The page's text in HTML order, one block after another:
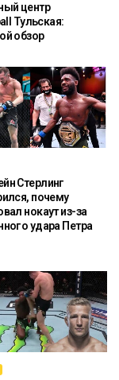
центр
Тульская:
обзор
Стерлинг
почему
нокаут из-за
удара Петра